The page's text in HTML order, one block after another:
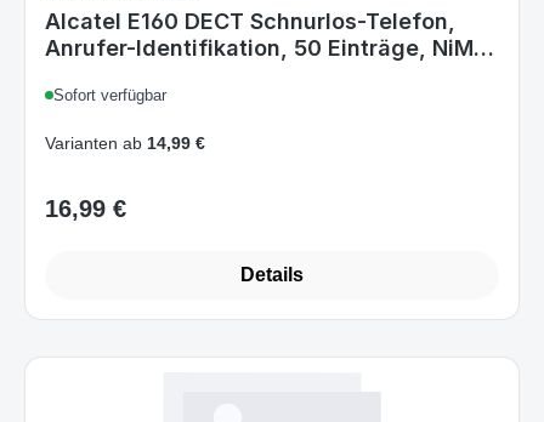
Alcatel E160 DECT Schnurlos-Telefon,
Anrufer-Identifikation, 50 Einträge, NiMH-
Akku 300 mAh, 10 h Gesprächszeit,
Tischgerät, Schwarz/Rot
Sofort verfügbar
Varianten ab 14,99 €
Regulärer Preis:
16,99 €
Details